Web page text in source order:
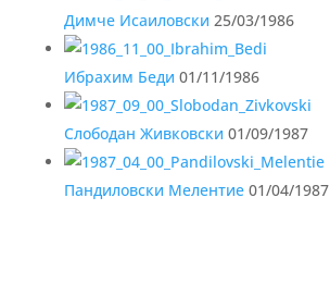
Димче Исаиловски 25/03/1986
Ибрахим Беди 01/11/1986
Слободан Живковски 01/09/1987
Пандиловски Мелентие01/04/1987